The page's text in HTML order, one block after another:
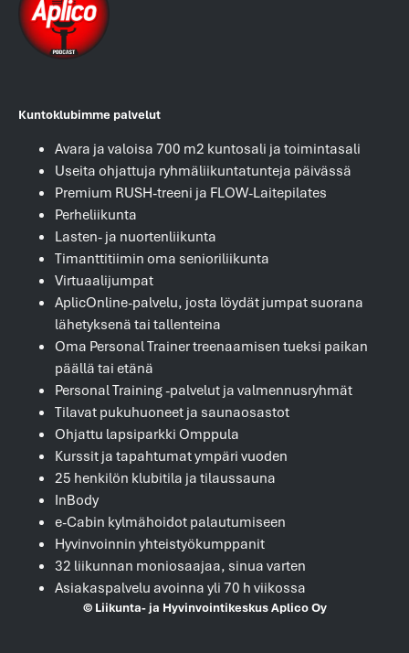
Kuntoklubimme palvelut
Avara ja valoisa 700 m2 kuntosali ja toimintasali
Useita ohjattuja ryhmäliikuntatunteja päivässä
Premium RUSH-treeni ja FLOW-Laitepilates
Perheliikunta
Lasten- ja nuortenliikunta
Timanttitiimin oma senioriliikunta
Virtuaalijumpat
AplicOnline-palvelu, josta löydät jumpat suorana
lähetyksenä tai tallenteina
Oma Personal Trainer treenaamisen tueksi paikan
päällä tai etänä
Personal Training -palvelut ja valmennusryhmät
Tilavat pukuhuoneet ja saunaosastot
Ohjattu lapsiparkki Omppula
Kurssit ja tapahtumat ympäri vuoden
25 henkilön klubitila ja tilaussauna
InBody
e-Cabin kylmähoidot palautumiseen
Hyvinvoinnin yhteistyökumppanit
32 liikunnan moniosaajaa, sinua varten
Asiakaspalvelu avoinna yli 70 h viikossa
© Liikunta- ja Hyvinvointikeskus Aplico Oy